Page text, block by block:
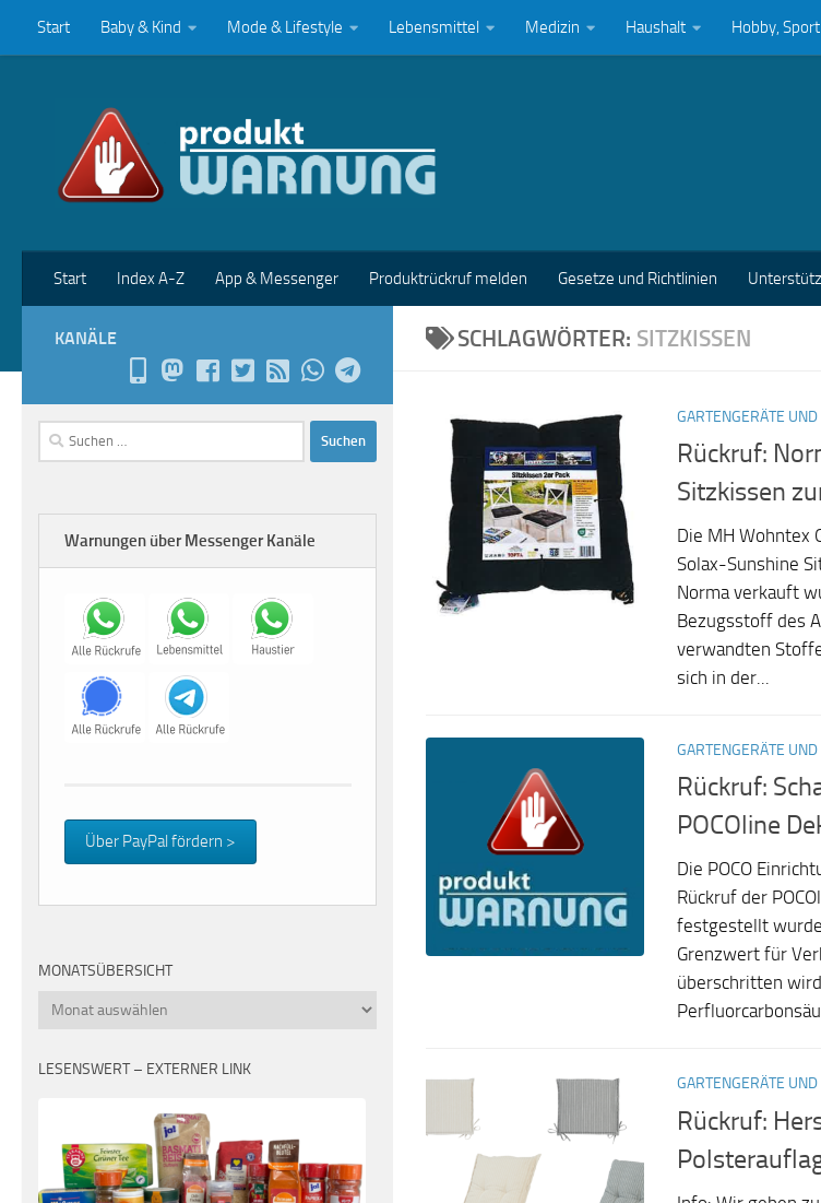
Zum Inhalt springen
Start Baby & Kind Mode & Lifestyle Lebensmittel Medizin Haushalt Hobby,
Start Index A-Z App & Messenger Produktrückruf melden Gesetze und Richtlinien
SCHLAGWÖRTER: SITZKISSEN
GARTENGERÄTE
Rückruf:
Sitzkissen
Die MH Wohntex
Solax-Sunshine
Norma verkauft
Bezugsstoff des
verwandten
sich in der...
GARTENGERÄTE
Rückruf:
POCOline
Die POCO
Rückruf der
festgestellt
Grenzwert für
überschritten
GARTENGERÄTE
Rückruf:
KANÄLE
Suchen
nach:
Warnungen über Messenger Kanäle
Über PayPal fördern >
MONATSÜBERSICHT
Monatsübersicht
LESENSWERT – EXTERNER LINK